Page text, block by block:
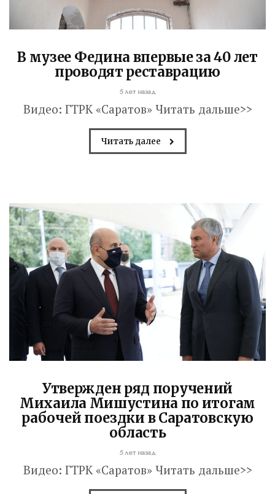
В музее Федина впервые за 40 лет
проводят реставрацию
5 лет назад
Видео: ГТРК «Саратов» Читать дальше>>
Читать далее
Утвержден ряд поручений
Михаила Мишустина по итогам
рабочей поездки в Саратовскую
область
5 лет назад
Видео: ГТРК «Саратов» Читать дальше>>
Володин: 31 августа
4 дня назад
Вячеслав Володин посетил высшее
артиллерийское командное училище в
Саратове. В настоящее время на
завершающий этап вышла
реконструкция крытого бассейна и
строительство открытого всепогодного
стадиона. Задача – сдать объекты до...